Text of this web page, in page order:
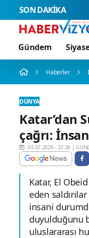
SON DAKİKA
Gündem
Haberler
DÜNYA
Katar’dan
çağrı:
03.07.2026 - 22:28 |
Katar, El
eden
insani
duyulduğunu
uluslararası